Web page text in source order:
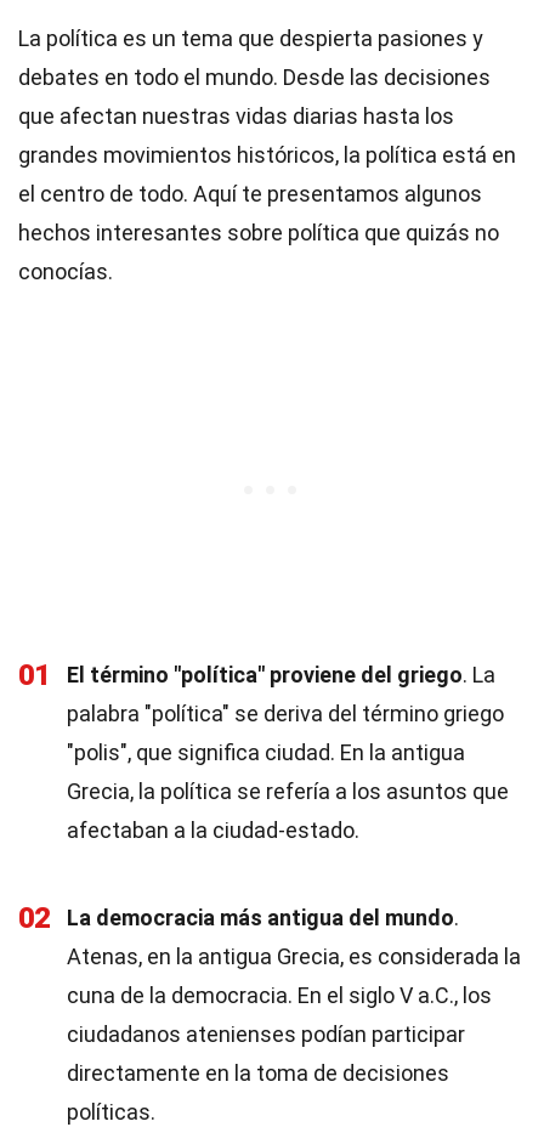
La política es un tema que despierta pasiones y
debates en todo el mundo. Desde las decisiones
que afectan nuestras vidas diarias hasta los
grandes movimientos históricos, la política está en
el centro de todo. Aquí te presentamos algunos
hechos interesantes sobre política que quizás no
conocías.
01 El término "política" proviene del griego. La
palabra "política" se deriva del término griego
"polis", que significa ciudad. En la antigua
Grecia, la política se refería a los asuntos que
afectaban a la ciudad-estado.
02 La democracia más antigua del mundo.
Atenas, en la antigua Grecia, es considerada la
cuna de la democracia. En el siglo V a.C., los
ciudadanos atenienses podían participar
directamente en la toma de decisiones
políticas.